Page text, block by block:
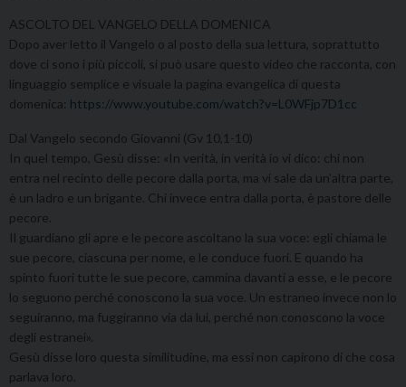
ASCOLTO DEL VANGELO DELLA DOMENICA
Dopo aver letto il Vangelo o al posto della sua lettura, soprattutto
dove ci sono i più piccoli, si può usare questo video che racconta, con
linguaggio semplice e visuale la pagina evangelica di questa
domenica: https://www.youtube.com/watch?v=L0WFjp7D1cc
Dal Vangelo secondo Giovanni (Gv 10,1-10)
In quel tempo, Gesù disse: «In verità, in verità io vi dico: chi non
entra nel recinto delle pecore dalla porta, ma vi sale da un’altra parte,
è un ladro e un brigante. Chi invece entra dalla porta, è pastore delle
pecore.
Il guardiano gli apre e le pecore ascoltano la sua voce: egli chiama le
sue pecore, ciascuna per nome, e le conduce fuori. E quando ha
spinto fuori tutte le sue pecore, cammina davanti a esse, e le pecore
lo seguono perché conoscono la sua voce. Un estraneo invece non lo
seguiranno, ma fuggiranno via da lui, perché non conoscono la voce
degli estranei».
Gesù disse loro questa similitudine, ma essi non capirono di che cosa
parlava loro.